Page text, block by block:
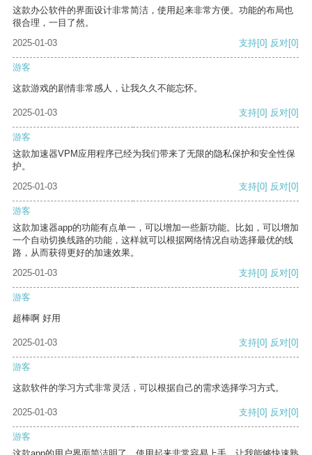
这款办公软件的界面设计非常简洁，使用起来非常方便。功能的布局也
很合理，一目了然。
2025-01-03
支持[0] 反对[0]
游客
这款游戏的剧情非常感人，让我久久不能忘怀。
2025-01-03 支持[0] 反对[0]
游客
这款加速器VPM应用程序已经为我们带来了无限的隐私保护和安全性保
护。
2025-01-03
支持[0] 反对[0]
游客
这款加速器app的功能有点单一，可以增加一些新功能。比如，可以增加
一个自动切换线路的功能，这样就可以根据网络情况自动选择最优的线
路，从而获得更好的加速效果。
2025-01-03
支持[0] 反对[0]
游客
超棒啊 好用
2025-01-03 支持[0] 反对[0]
游客
这款软件的学习方式非常灵活，可以根据自己的需求选择学习方式。
2025-01-03 支持[0] 反对[0]
游客